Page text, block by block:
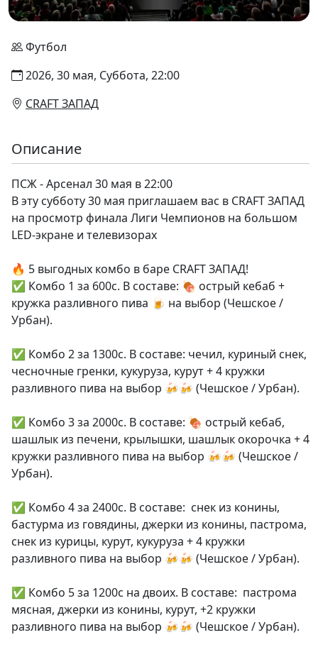
Футбол
2026, 30 мая, Суббота, 22:00
CRAFT ЗАПАД
Описание
ПСЖ - Арсенал 30 мая в 22:00
В эту субботу 30 мая приглашаем вас в CRAFT ЗАПАД
на просмотр финала Лиги Чемпионов на большом
LED-экране и телевизорах
🔥 5 выгодных комбо в баре CRAFT ЗАПАД!
✅️ Комбо 1 за 600с. В составе: 🍖 острый кебаб +
кружка разливного пива 🍺 на выбор (Чешское /
Урбан).
✅️ Комбо 2 за 1300с. В составе: чечил, куриный снек,
чесночные гренки, кукуруза, курут + 4 кружки
разливного пива на выбор 🍻🍻 (Чешское / Урбан).
✅️ Комбо 3 за 2000с. В составе: 🍖 острый кебаб,
шашлык из печени, крылышки, шашлык окорочка + 4
кружки разливного пива на выбор 🍻🍻 (Чешское /
Урбан).
✅️ Комбо 4 за 2400с. В составе: снек из конины,
бастурма из говядины, джерки из конины, пастрома,
снек из курицы, курут, кукуруза + 4 кружки
разливного пива на выбор 🍻🍻 (Чешское / Урбан).
✅️ Комбо 5 за 1200с на двоих. В составе: пастрома
мясная, джерки из конины, курут, +2 кружки
разливного пива на выбор 🍻🍻 (Чешское / Урбан).